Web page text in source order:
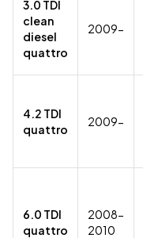
3.0 TDI
clean
diesel
quattro
2009-
4.2 TDI
quattro
2009-
6.0 TDI
quattro
2008-
2010